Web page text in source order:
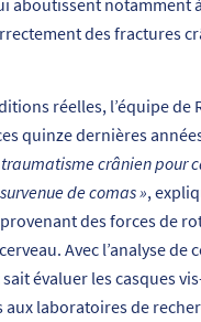
notamment
des fractures
réelles, l’équipe de
quinze dernières
crânien pour
de comas »,
des forces de
Avec l’analyse de
évaluer les casques
laboratoires de